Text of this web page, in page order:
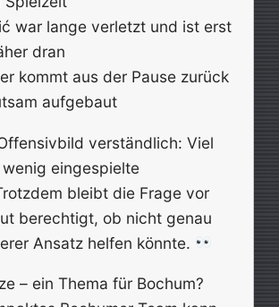
war lange verletzt und ist erst
dran
kommt aus der Pause zurück
aufgebaut
verständlich: Viel
eingespielte
bleibt die Frage vor
berechtigt, ob nicht genau
Ansatz helfen könnte.
– ein Thema für Bochum?